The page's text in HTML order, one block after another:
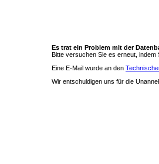
Es trat ein Problem mit der
Bitte versuchen Sie es erneut, indem
Eine E-Mail wurde an den
Wir entschuldigen uns für die